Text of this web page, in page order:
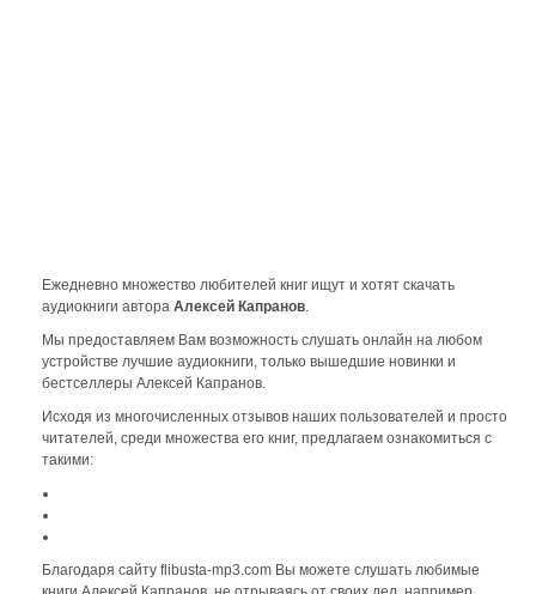
Ежедневно множество любителей книг ищут и хотят скачать
аудиокниги автора Алексей Капранов.
Мы предоставляем Вам возможность слушать онлайн на любом
устройстве лучшие аудиокниги, только вышедшие новинки и
бестселлеры Алексей Капранов.
Исходя из многочисленных отзывов наших пользователей и просто
читателей, среди множества его книг, предлагаем ознакомиться с
такими:
Благодаря сайту flibusta-mp3.com Вы можете слушать любимые